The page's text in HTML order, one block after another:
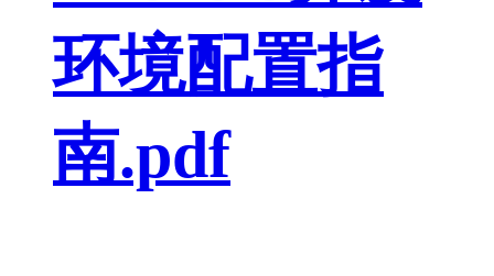
环境配置指
南.pdf